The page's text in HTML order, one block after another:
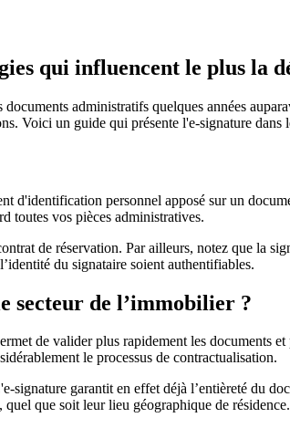
qui influencent le plus la
administratifs quelques années
Voici un guide qui présente l'e-signature dans
d'identification personnel apposé sur un
toutes vos pièces administratives.
de réservation. Par ailleurs, notez que la
du signataire soient authentifiables.
secteur de l’immobilier ?
de valider plus rapidement les documents
le processus de contractualisation.
signature garantit en effet déjà l’entièreté du
que soit leur lieu géographique de